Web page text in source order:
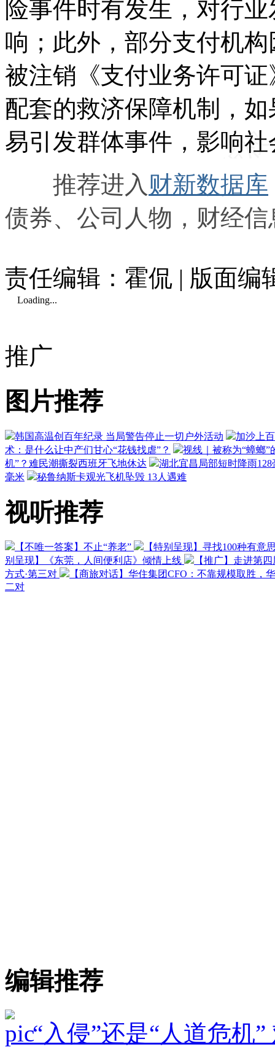
险事件时有发生，对行
响；此外，部分支付机
被注销《支付业务许可
配套的救济保障机制，
易引发群体事件，影响
推荐进入 财新数据库
债券、公司人物，财经
责任编辑：霍侃 | 版面编
Loading...
推广
图片推荐
韩国高温创百年纪录 当局警告停止一切户外活动
加沙上
术：是什么让中产们甘心“花钱找虐”？
视线｜被称为“蟑螂
机”？难民潮撕裂西班牙飞地休达
湖北宜昌局部短时降雨
毫米
秘鲁纳斯卡观光飞机坠毁 13人遇难
视听推荐
【不唯一答案】不止“养老”
【特别呈现】寻找100种有意
别呈现】《东莞，人间便利店》倾情上线
【推广】走进第
方式·第三对
【商旅对话】华住集团CFO：不靠规模取胜，
二对
编辑推荐
“入侵”还是“人道危机